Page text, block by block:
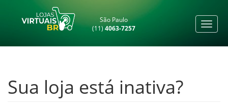
São Paulo
(11)4063-7257
Sua loja está inativa?